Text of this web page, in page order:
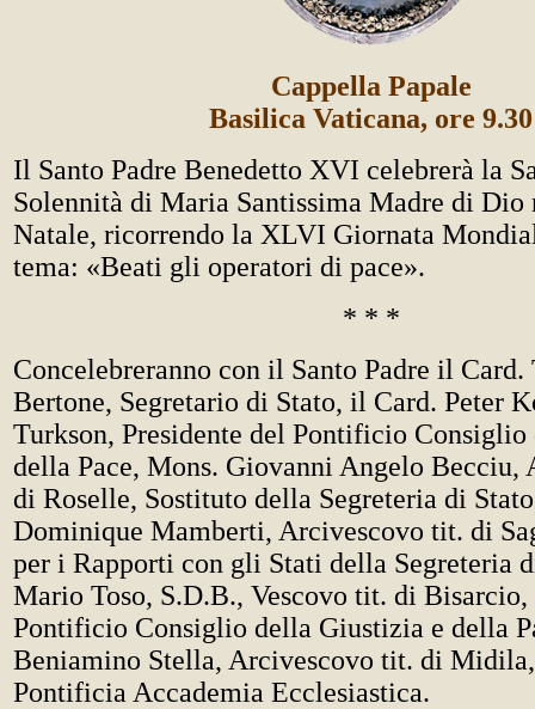
Cappella Papale
Basilica Vaticana, ore 9.30
Il Santo Padre Benedetto XVI celebrerà la
Solennità di Maria Santissima Madre di Dio
Natale, ricorrendo la XLVI Giornata
tema: «Beati gli operatori di pace».
* * *
Concelebreranno con il Santo Padre il Card.
Bertone, Segretario di Stato, il Card. Peter
Turkson, Presidente del Pontificio
della Pace, Mons. Giovanni Angelo Becciu,
di Roselle, Sostituto della Segreteria di
Dominique Mamberti, Arcivescovo tit. di
per i Rapporti con gli Stati della Segreteria
Mario Toso, S.D.B., Vescovo tit. di Bisarcio,
Pontificio Consiglio della Giustizia e della
Beniamino Stella, Arcivescovo tit. di
Pontificia Accademia Ecclesiastica.